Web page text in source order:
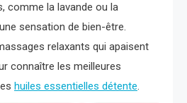
comme la lavande ou la
sensation de bien-être.
relaxants qui apaisent
connaître les meilleures
huiles essentielles détente.